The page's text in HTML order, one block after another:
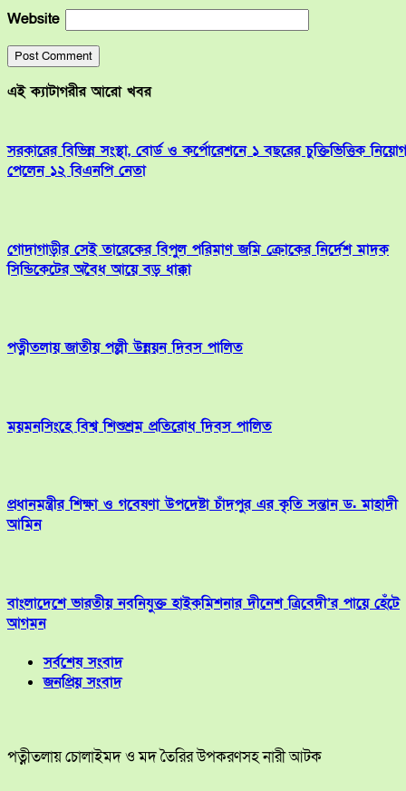
Website
এই ক্যাটাগরীর আরো খবর
সরকারের বিভিন্ন সংস্থা, বোর্ড ও কর্পোরেশনে ১ বছরের চুক্তিভিত্তিক নিয়োগ
পেলেন ১২ বিএনপি নেতা
গোদাগাড়ীর সেই তারেকের বিপুল পরিমাণ জমি ক্রোকের নির্দেশ মাদক
সিন্ডিকেটের অবৈধ আয়ে বড় ধাক্কা
পত্নীতলায় জাতীয় পল্লী উন্নয়ন দিবস পালিত
ময়মনসিংহে বিশ্ব শিশুশ্রম প্রতিরোধ দিবস পালিত
প্রধানমন্ত্রীর শিক্ষা ও গবেষণা উপদেষ্টা চাঁদপুর এর কৃতি সন্তান ড. মাহাদী
আমিন
বাংলাদেশে ভারতীয় নবনিযুক্ত হাইকমিশনার দীনেশ ত্রিবেদী’র পায়ে হেঁটে
আগমন
সর্বশেষ সংবাদ
জনপ্রিয় সংবাদ
পত্নীতলায় চোলাইমদ ও মদ তৈরির উপকরণসহ নারী আটক